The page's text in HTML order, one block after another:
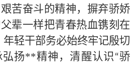
苦奋斗的精神，摒弃骄娇
辈一样把青春热血镌刻在
年轻干部务必始终牢记殷切
扬**精神，清醒认识“骄